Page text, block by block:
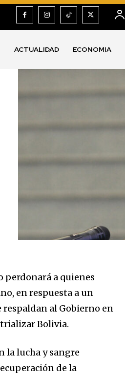
ACTUALIDAD ECONOMIA
perdonará a quienes
en respuesta a un
al Gobierno en
Bolivia.
la lucha y sangre
de la